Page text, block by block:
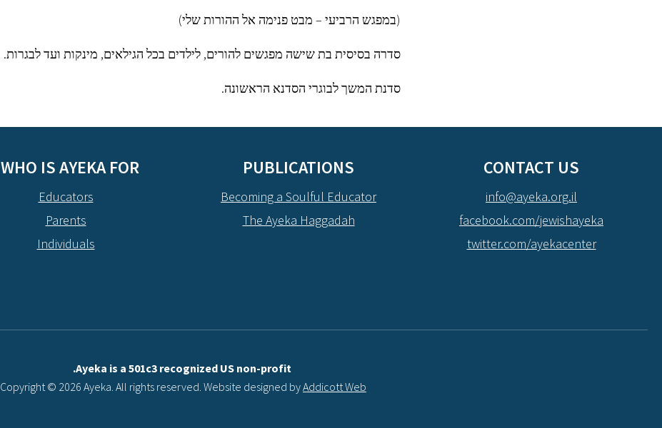
(במפגש הרביעי – מבט פנימה אל ההורות שלי)
סדרה בסיסית בת שישה מפגשים להורים, לילדים בכל הגילאים, מינקות ועד לבגרות.
סדנת המשך לבוגרי הסדנא הראשונה.
WHO IS AYEKA FOR?
Educators
Parents
Individuals
PUBLICATIONS
Becoming a Soulful Educator
The Ayeka Haggadah
CONTACT US
info@ayeka.org.il
facebook.com/jewishayeka
twitter.com/ayekacenter
Ayeka is a 501c3 recognized US non-profit.
Copyright © 2026 Ayeka. All rights reserved. Website designed byAddicott Web